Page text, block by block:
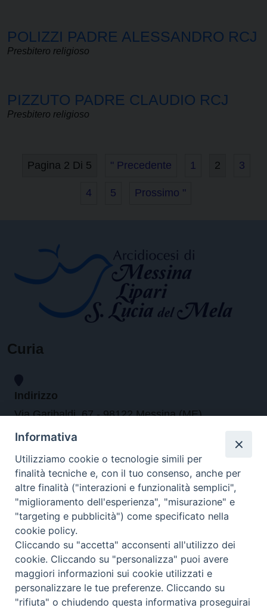
POLIZZI PADRE ALESSANDRO RCJ
Presbitero religioso
PIZZUTO PADRE CLAUDIO RCJ
Presbitero religioso
Pagina 2 Di 5 " Precedente 1 2 3
4 5 Prossimo "
Curia
Indirizzo
Via Garibaldi, 67 - 98122 Messina (ME)
Orari
da lunedi al venerdi dalle ore 9.30 alle 12.30
Contatti
Tel. 090.6684111 - Fax. 090.6684206
arcivescovo.messina@tin.it
Canali social
Informativa
Utilizziamo cookie o tecnologie simili per
finalità tecniche e, con il tuo consenso, anche per
altre finalità ("interazioni e funzionalità semplici",
"miglioramento dell'esperienza", "misurazione" e
"targeting e pubblicità") come specificato nella
cookie policy.
Cliccando su "accetta" acconsenti all'utilizzo dei
cookie. Cliccando su "personalizza" puoi avere
maggiori informazioni sui cookie utilizzati e
personalizzare le tue preferenze. Cliccando su
"rifiuta" o chiudendo questa informativa proseguirai